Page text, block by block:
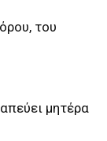
του
μητέρα